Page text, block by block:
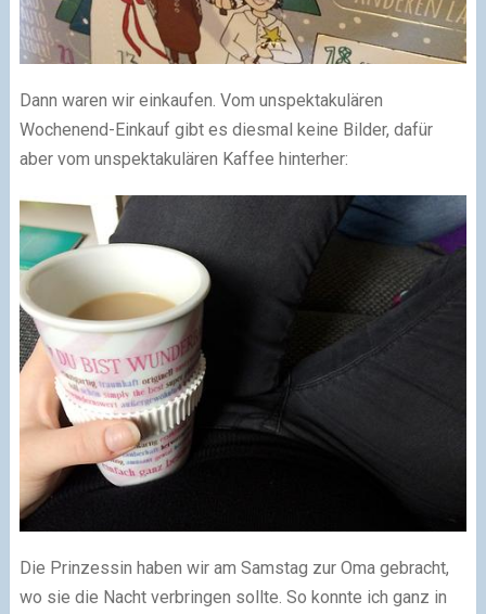
Dann waren wir einkaufen. Vom unspektakulären
Wochenend-Einkauf gibt es diesmal keine Bilder, dafür
aber vom unspektakulären Kaffee hinterher:
Die Prinzessin haben wir am Samstag zur Oma gebracht,
wo sie die Nacht verbringen sollte. So konnte ich ganz in